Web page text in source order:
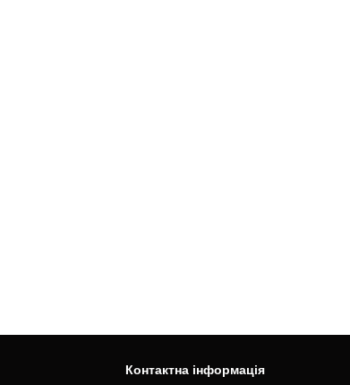
Контактна інформація